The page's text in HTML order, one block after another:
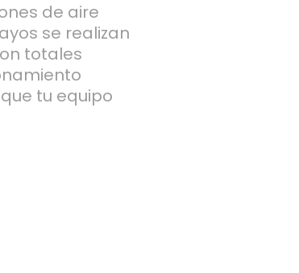
de aire
se realizan
totales
tu equipo